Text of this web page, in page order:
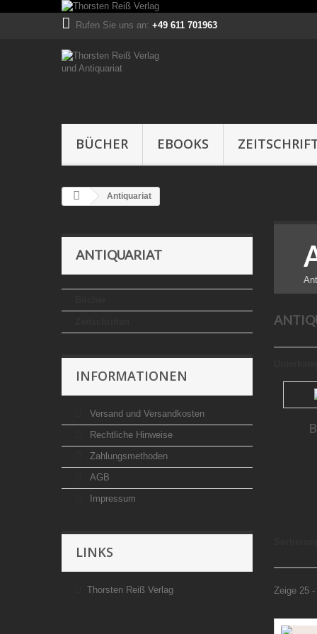
Rufen Sie uns an: +49 611 701963
BÜCHER EBOOKS
Antiquariat
ANTIQUARIAT
INFORMATIONEN
Versand und Versandkosten
Rechtliche Hinweise
Zahlungsmethoden
AGB
Impressum
LINKS
Thorsten Reiß Verlag Zeige 25